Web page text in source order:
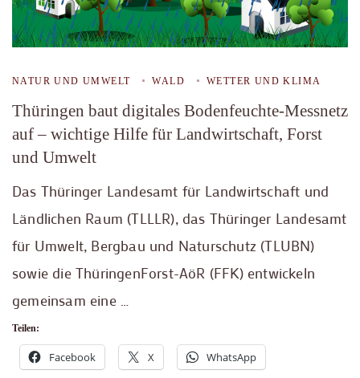
NATUR UND UMWELT WALD WETTER UND KLIMA
Thüringen baut digitales Bodenfeuchte-Messnetz
auf – wichtige Hilfe für Landwirtschaft, Forst
und Umwelt
Das Thüringer Landesamt für Landwirtschaft und
Ländlichen Raum (TLLLR), das Thüringer Landesamt
für Umwelt, Bergbau und Naturschutz (TLUBN)
sowie die ThüringenForst-AöR (FFK) entwickeln
gemeinsam eine …
Teilen:
Facebook X WhatsApp